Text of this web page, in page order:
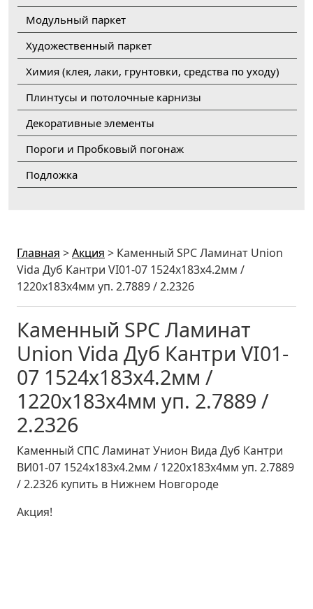
Модульный паркет
Художественный паркет
Химия (клея, лаки, грунтовки, средства по уходу)
Плинтусы и потолочные карнизы
Декоративные элементы
Пороги и Пробковый погонаж
Подложка
Главная >Акция > Каменный SPC Ламинат Union
Vida Дуб Кантри VI01-07 1524x183x4.2мм /
1220x183x4мм уп. 2.7889 / 2.2326
Каменный SPC Ламинат
Union Vida Дуб Кантри VI01-
07 1524x183x4.2мм /
1220x183x4мм уп. 2.7889 /
2.2326
Каменный СПC Ламинат Унион Вида Дуб Кантри
ВИ01-07 1524x183x4.2мм / 1220x183x4мм уп. 2.7889
/ 2.2326 купить в Нижнем Новгороде
Акция!